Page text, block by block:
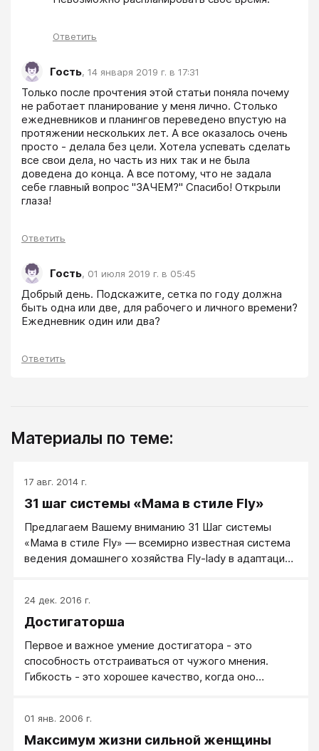
Ответить
Гость, 14 января 2019 г. в 17:31
Только после прочтения этой статьи поняла почему
не работает планирование у меня лично. Столько
ежедневников и планингов переведено впустую на
протяжении нескольких лет. А все оказалось очень
просто - делала без цели. Хотела успевать сделать
все свои дела, но часть из них так и не была
доведена до конца. А все потому, что не задала
себе главный вопрос "ЗАЧЕМ?" Спасибо! Открыли
глаза!
Ответить
Гость, 01 июля 2019 г. в 05:45
Добрый день. Подскажите, сетка по году должна
быть одна или две, для рабочего и личного времени?
Ежедневник один или два?
Ответить
Материалы по теме:
17 авг. 2014 г.
31 шаг системы «Мама в стиле Fly»
Предлагаем Вашему вниманию 31 Шаг системы
«Мама в стиле Fly» — всемирно известная система
ведения домашнего хозяйства Fly-lady в адаптации
24 дек. 2016 г.
Достигаторша
Первое и важное умение достигатора - это
способность отстраиваться от чужого мнения.
Гибкость - это хорошее качество, когда оно
обязательно должен быть - должны быть ваши
собственные ценности, ваше собственное
01 янв. 2006 г.
Максимум жизни сильной женщины